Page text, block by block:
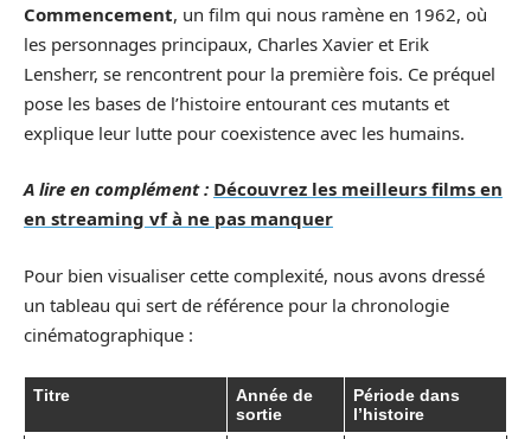
Commencement, un film qui nous ramène en 1962, où
les personnages principaux, Charles Xavier et Erik
Lensherr, se rencontrent pour la première fois. Ce préquel
pose les bases de l’histoire entourant ces mutants et
explique leur lutte pour coexistence avec les humains.
A lire en complément : Découvrez les meilleurs films en
en streaming vf à ne pas manquer
Pour bien visualiser cette complexité, nous avons dressé
un tableau qui sert de référence pour la chronologie
cinématographique :
Titre
Année de
sortie
Période dans
l’histoire